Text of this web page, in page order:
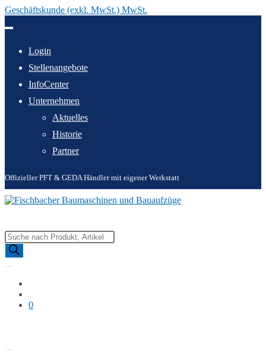
Geschäftskunde (exkl. MwSt.) MwSt.
Inhalt
Login
Stellenangebote
InfoCenter
Unternehmen
Aktuelles
Historie
Partner
Offizieller PFT & GEDA Händler mit eigener Werkstatt
Products
search
0